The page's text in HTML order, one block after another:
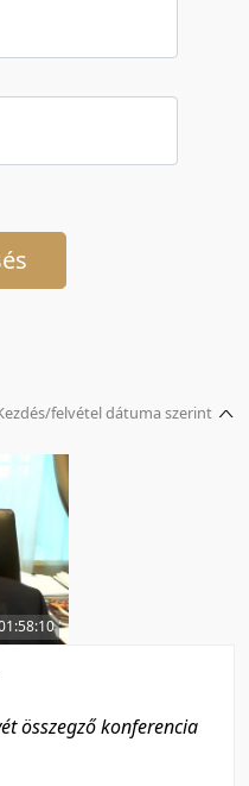
felvétel dátuma szerint
Relevancia szerint
Kezdés/felvétel dátuma szerint
felvétel dátuma szerint
Feltöltés dátuma szerint
Feltöltés dátuma szerint
módosítás szerint
módosítás szerint
összegző konferencia